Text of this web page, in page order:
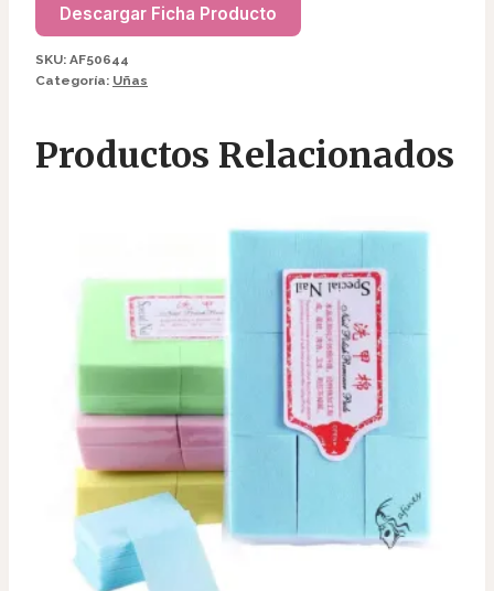
AF50664
cantidad
Descargar Ficha Producto
SKU: AF50644
Categoría: Uñas
Productos Relacionados